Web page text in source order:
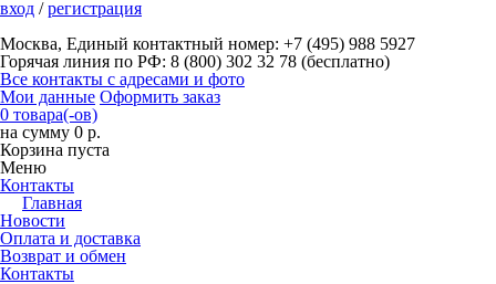
вход /регистрация
Москва, Единый контактный номер: +7 (495) 988 5927
Горячая линия по РФ: 8 (800) 302 32 78 (бесплатно)
Все контакты с адресами и фото
Мои данные Оформить заказ
0 товара(-ов)
на сумму 0 р.
Корзина пуста
Меню
Контакты
Главная
Новости
Оплата и доставка
Возврат и обмен
Контакты